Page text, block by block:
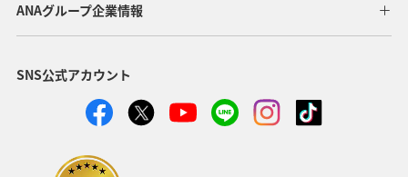
ANAグループ企業情報
SNS公式アカウント